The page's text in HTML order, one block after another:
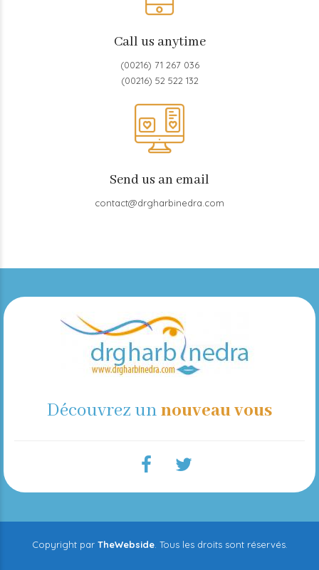
Call us anytime
(00216) 71 267 036
(00216) 52 522 132
Send us an email
contact@drgharbinedra.com
Découvrez unnouveau vous
Copyright par TheWebside. Tous les droits sont réservés.